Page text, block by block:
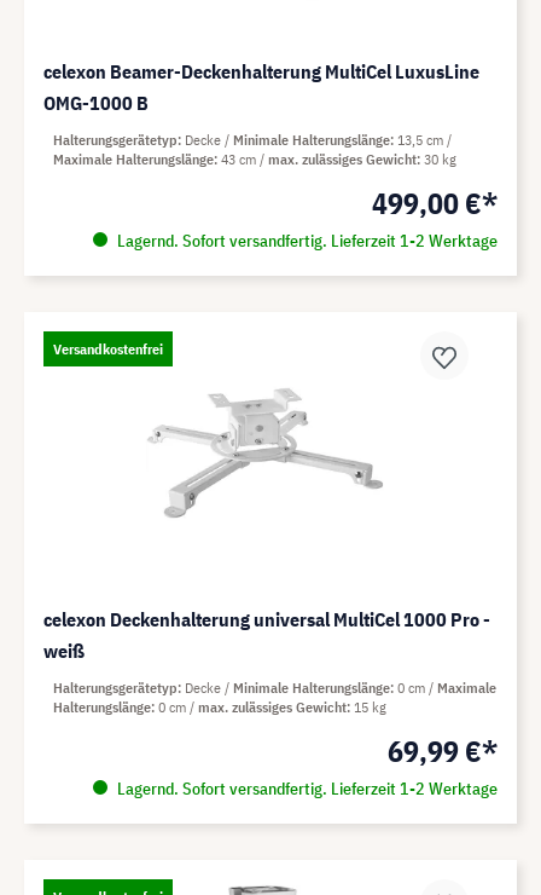
celexon Beamer-Deckenhalterung MultiCel LuxusLine
OMG-1000 B
499,00 €*
Lagernd. Sofort versandfertig. Lieferzeit 1-2 Werktage
Halterungsgerätetyp Decke Minimale Halterungslänge 13,5 cm
Maximale Halterungslänge 43 cm max. zulässiges Gewicht 30 kg
Versandkostenfrei
celexon Deckenhalterung universal MultiCel 1000 Pro -
weiß
69,99 €*
Lagernd. Sofort versandfertig. Lieferzeit 1-2 Werktage
Halterungsgerätetyp Decke Minimale Halterungslänge 0 cm
Maximale
Halterungslänge 0 cm max. zulässiges Gewicht 15 kg